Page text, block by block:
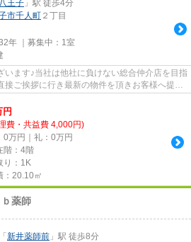
王子 」駅 徒歩4分
市千人町 ２丁目
年 ｜募集中： 1室
います♪当社は他社に負けない総合仲介店を目指
接ご挨拶に行き最新の物件を頂きお客様へ提供
円
費・共益費 4,000円)
0万円｜礼：0万円
階：4階
り：1K
：20.10㎡
薬師
「 新井薬師前 」駅 徒歩8分